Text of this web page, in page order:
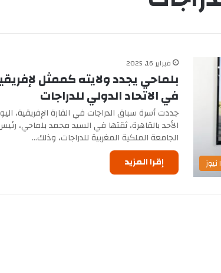
نيوز
فبراير 16, 2025
بلماحي يجدد ولايته كممثل
في الاتحاد الدولي للدراجات
جددت أسرة سباق الدراجات في القارة الإفريقية،
الأحد بالقاهرة، ثقتها في السيد محمد بلماحي،
الجامعة الملكية المغربية للدراجات، وذلك…
إقرا المزيد